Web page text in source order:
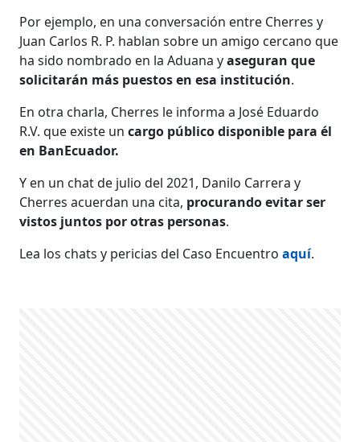
Por ejemplo, en una conversación entre Cherres y
Juan Carlos R. P. hablan sobre un amigo cercano que
ha sido nombrado en la Aduana yaseguran que
solicitarán más puestos en esa institución.
En otra charla, Cherres le informa a José Eduardo
R.V. que existe uncargo público disponible para él
en BanEcuador.
Y en un chat de julio del 2021, Danilo Carrera y
Cherres acuerdan una cita, procurando evitar ser
vistos juntos por otras personas.
Lea los chats y pericias del Caso Encuentroaquí.